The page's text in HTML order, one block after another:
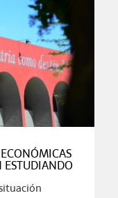
ESTUDIANDO